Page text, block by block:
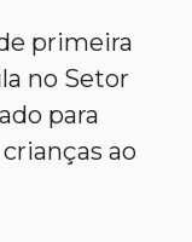
primeira
no Setor
para
ao